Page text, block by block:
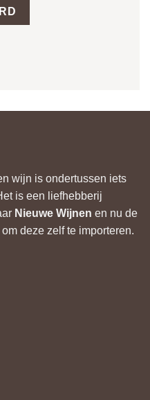
wijn is ondertussen iets
is een liefhebberij
Nieuwe Wijnen en nu de
deze zelf te importeren.